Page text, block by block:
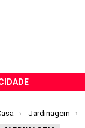
está aqui:
Jardinagem